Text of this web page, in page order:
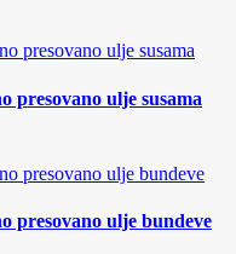
presovano ulje susama
presovano ulje bundeve